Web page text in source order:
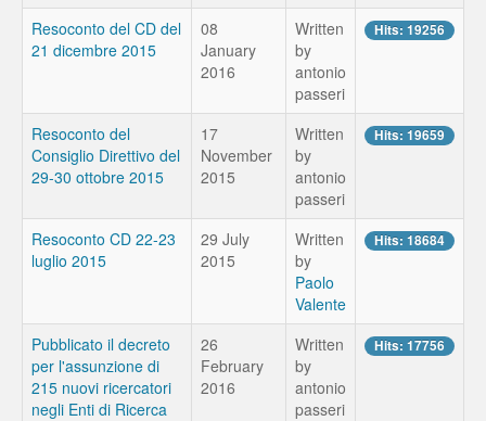
Resoconto del CD del
21 dicembre 2015
08
January
2016
Written
by
antonio
passeri
Hits: 19256
Resoconto del
Consiglio Direttivo del
29-30 ottobre 2015
17
November
2015
Written
by
antonio
passeri
Hits: 19659
Resoconto CD 22-23
luglio 2015
29 July
2015
Written
by
Paolo
Valente
Hits: 18684
Pubblicato il decreto
per l'assunzione di
215 nuovi ricercatori
negli Enti di Ricerca
26
February
2016
Written
by
antonio
passeri
Hits: 17756